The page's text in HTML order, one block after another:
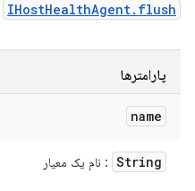
IHostHealthAgent.flush
پارامترها
name
String : نام یک معیار